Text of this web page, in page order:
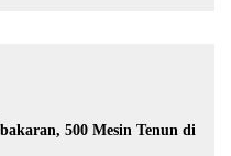
500 Mesin Tenun di